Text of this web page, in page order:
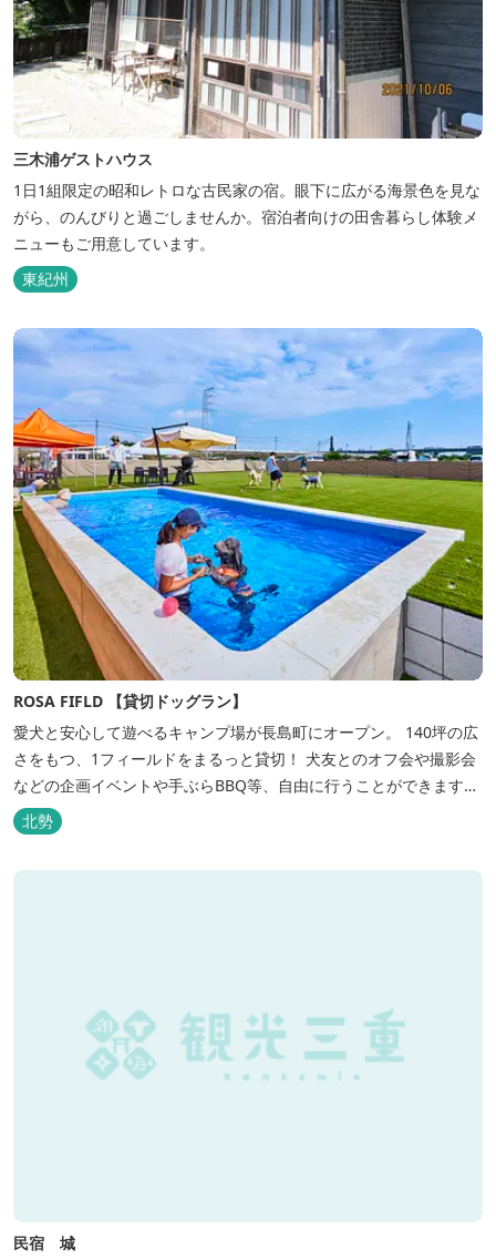
三木浦ゲストハウス
1日1組限定の昭和レトロな古民家の宿。眼下に広がる海景色を見な
がら、のんびりと過ごしませんか。宿泊者向けの田舎暮らし体験メ
ニューもご用意しています。
東紀州
ROSA FIFLD 【貸切ドッグラン】
愛犬と安心して遊べるキャンプ場が長島町にオープン。 140坪の広
さをもつ、1フィールドをまるっと貸切！ 犬友とのオフ会や撮影会
などの企画イベントや手ぶらBBQ等、自由に行うことができます。
フードメニューも豊富で手ぶらでBBQを予算に合わせてお選びいた
だき、楽しんでいただくことがてぎます。 ドックランは全面人工芝
で水はけもよく、ワンちゃんの汚れを気にすることなく自由に遊
北勢
民宿 城